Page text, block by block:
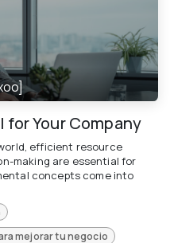
for Your Company
efficient resource
making are essential for
concepts come into
mejorar tu negocio